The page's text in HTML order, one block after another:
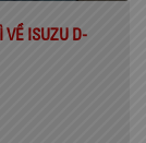
VỀ ISUZU D-